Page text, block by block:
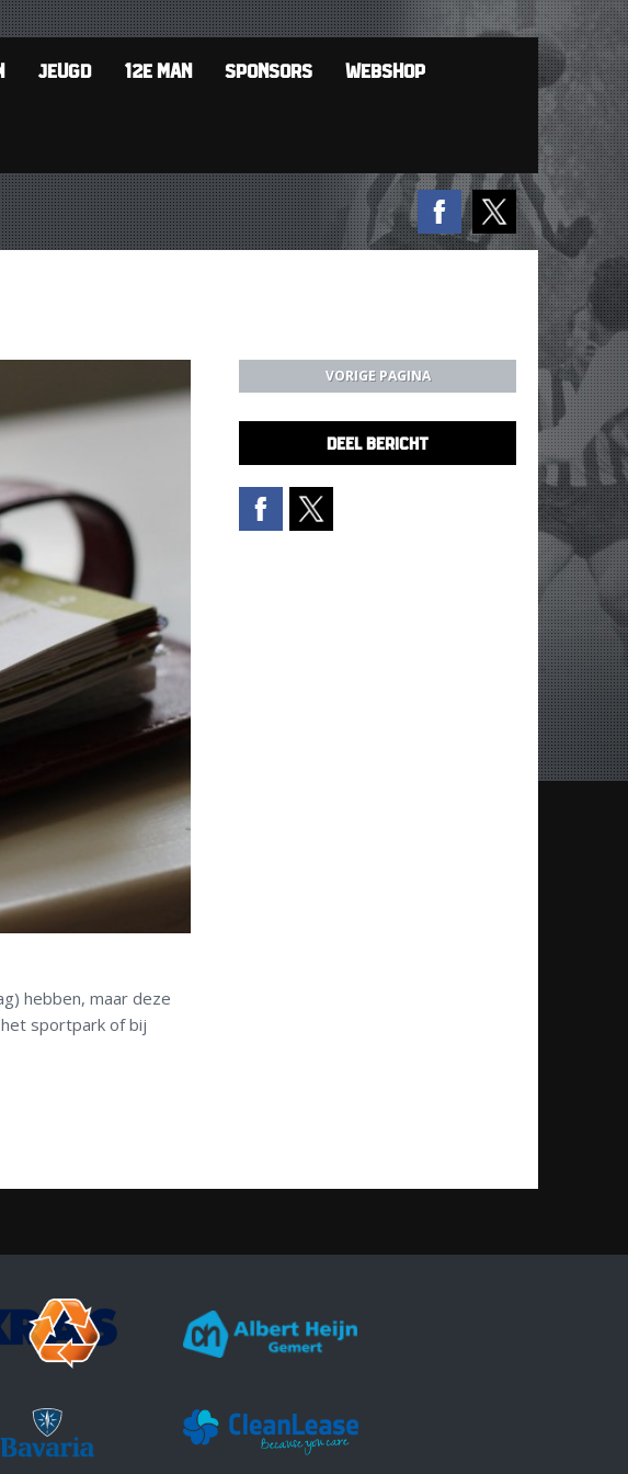
JEUGD 12E MAN SPONSORS WEBSHOP
hebben, maar deze
sportpark of bij
VORIGE PAGINA
DEEL BERICHT